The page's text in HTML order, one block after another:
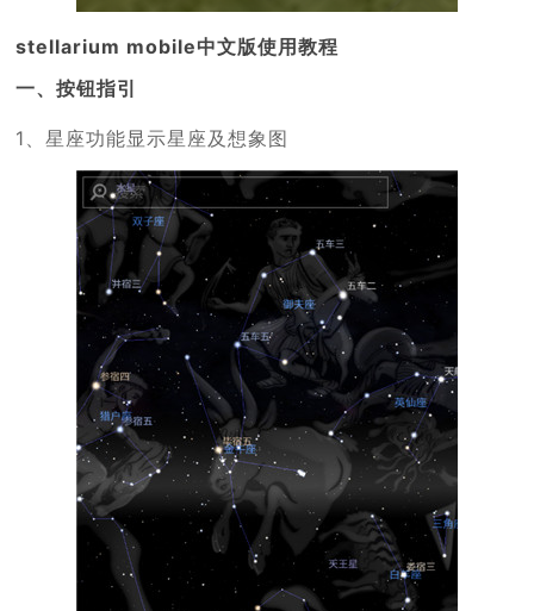
stellarium mobile中文版使用教程
一、按钮指引
1、星座功能显示星座及想象图